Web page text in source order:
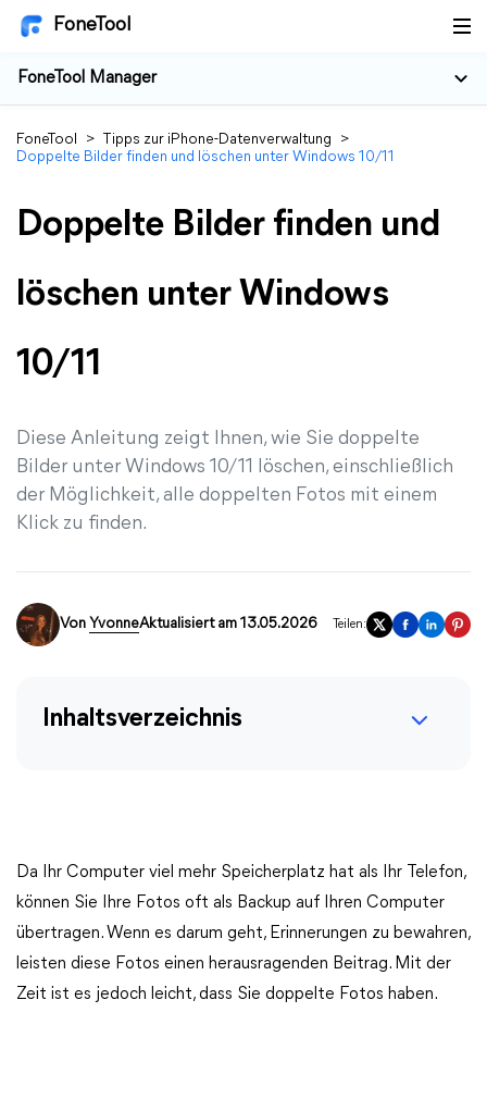
FoneTool
FoneTool Manager
FoneTool > Tipps zur iPhone-Datenverwaltung
>
Doppelte Bilder finden und löschen unter Windows 10/11
Doppelte Bilder finden und
löschen unter Windows
10/11
Diese Anleitung zeigt Ihnen, wie Sie doppelte
Bilder unter Windows 10/11 löschen, einschließlich
der Möglichkeit, alle doppelten Fotos mit einem
Klick zu finden.
Von YvonneAktualisiert am 13.05.2026 Teilen:
Inhaltsverzeichnis
Da Ihr Computer viel mehr Speicherplatz hat als Ihr Telefon,
können Sie Ihre Fotos oft als Backup auf Ihren Computer
übertragen. Wenn es darum geht, Erinnerungen zu bewahren,
leisten diese Fotos einen herausragenden Beitrag. Mit der
Zeit ist es jedoch leicht, dass Sie doppelte Fotos haben.